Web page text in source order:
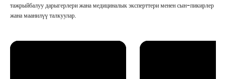
тажрыйбалуу дарыгерлери жана медициналык эксперттери менен сын-пикирлер
жана маанилүү талкуулар.